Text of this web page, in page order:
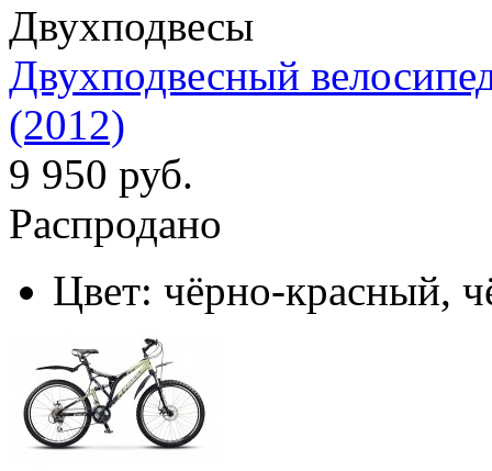
Двухподвесы
Двухподвесный
(2012)
9 950 руб.
Распродано
Цвет: чёрно-красный,